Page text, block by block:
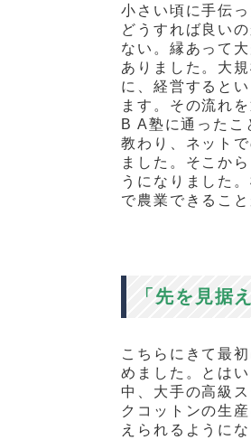
小さい頃に手伝
どうすれば良い
ない。縁あって
ありました。大
に、経営すると
ます。その流れ
B A塾に通ったこ
教わり、ネット
ました。そこか
うになりました
で農業できるこ
「先を見据
こちらにきて最
めました。とは
中、大手の高級
クコットンの生
えられるように